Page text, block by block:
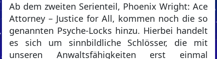
Ab dem zweiten Serienteil, Phoenix Wright: Ace
Attorney – Justice for All, kommen noch die so
genannten Psyche-Locks hinzu. Hierbei handelt
es sich um sinnbildliche Schlösser, die mit
unseren Anwaltsfähigkeiten erst einmal